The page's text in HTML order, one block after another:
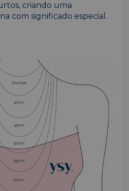
criando uma
com significado especial.